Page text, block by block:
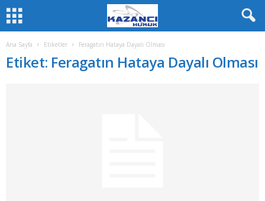
Ana Sayfa Etiketler Feragatın Hataya Dayalı Olması
Etiket: Feragatın Hataya Dayalı Olması